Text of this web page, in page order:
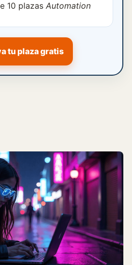
10 plazas Automation
tu plaza gratis